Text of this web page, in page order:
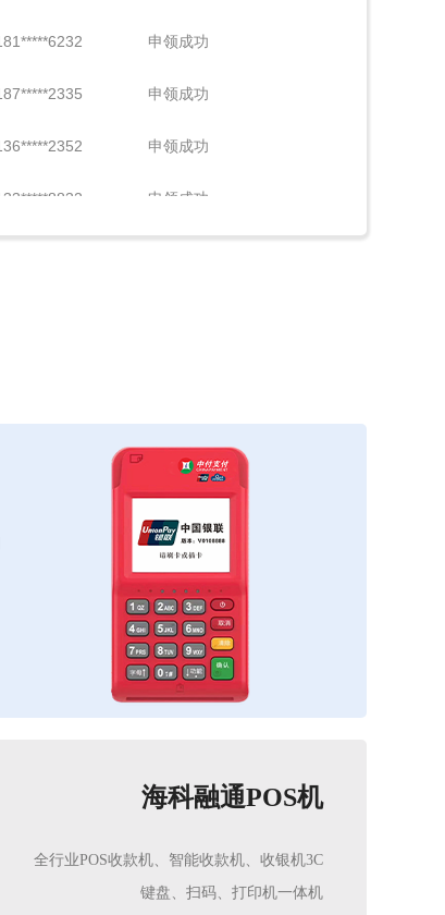
海科融通POS机
全行业POS收款机、智能收款机、收银机3C
键盘、扫码、打印机一体机